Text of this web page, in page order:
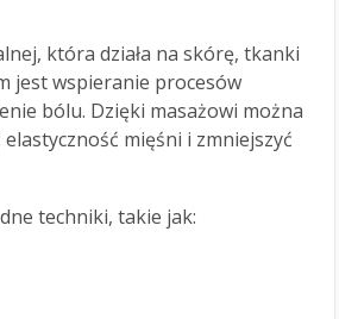
która działa na skórę, tkanki
jest wspieranie procesów
bólu. Dzięki masażowi można
mięśni i zmniejszyć
techniki, takie jak: